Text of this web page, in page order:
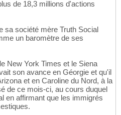
de 18,3 millions d'actions
sa société mère Truth Social
un baromètre de ses
New York Times et le Siena
son avance en Géorgie et qu'il
et en Caroline du Nord, à la
de ce mois-ci, au cours duquel
en affirmant que les immigrés